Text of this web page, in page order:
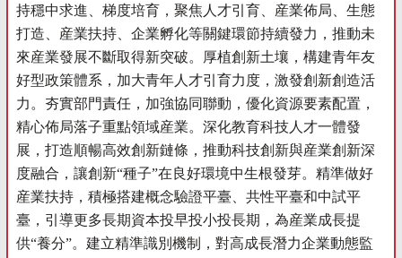
持穩中求進、梯度培育，聚焦人才引育、産業佈局、生態
打造、産業扶持、企業孵化等關鍵環節持續發力，推動未
來産業發展不斷取得新突破。厚植創新土壤，構建青年友
好型政策體系，加大青年人才引育力度，激發創新創造活
力。夯實部門責任，加強協同聯動，優化資源要素配置，
精心佈局落子重點領域産業。深化教育科技人才一體發
展，打造順暢高效創新鏈條，推動科技創新與産業創新深
度融合，讓創新“種子”在良好環境中生根發芽。精準做好
産業扶持，積極搭建概念驗證平臺、共性平臺和中試平
臺，引導更多長期資本投早投小投長期，為産業成長提
供“養分”。建立精準識別機制，對高成長潛力企業動態監